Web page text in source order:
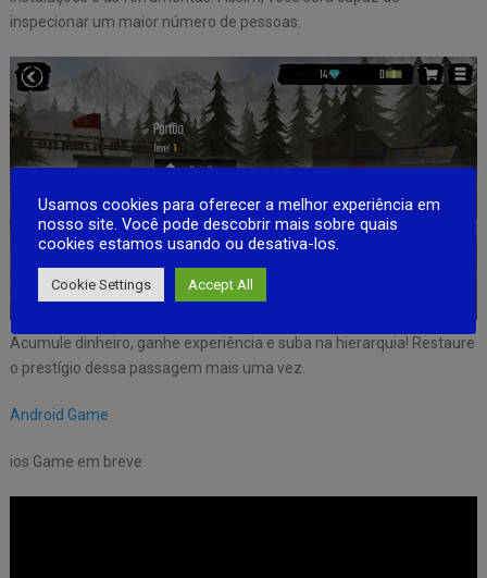
inspecionar um maior número de pessoas.
Acumule dinheiro, ganhe experiência e suba na hierarquia! Restaure
o prestígio dessa passagem mais uma vez.
Android Game
ios Game em breve
Usamos cookies para oferecer a melhor experiência em
nosso site. Você pode descobrir mais sobre quais
cookies estamos usando ou desativa-los.
Cookie Settings Accept All